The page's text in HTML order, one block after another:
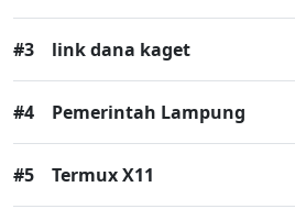
#3 link dana kaget
#4 Pemerintah Lampung
#5 Termux X11